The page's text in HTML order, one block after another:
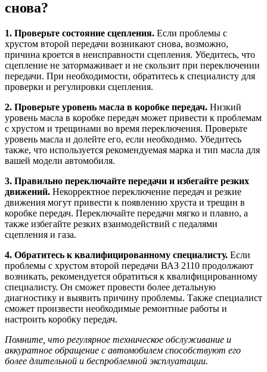
снова?
1. Проверьте состояние сцепления. Если проблемы с
хрустом второй передачи возникают снова, возможно,
причина кроется в неисправности сцепления. Убедитесь, что
сцепление не затормаживает и не скользит при переключении
передачи. При необходимости, обратитесь к специалисту для
проверки и регулировки сцепления.
2. Проверьте уровень масла в коробке передач. Низкий
уровень масла в коробке передач может привести к проблемам
с хрустом и трещинами во время переключения. Проверьте
уровень масла и долейте его, если необходимо. Убедитесь
также, что используется рекомендуемая марка и тип масла для
вашей модели автомобиля.
3. Правильно переключайте передачи и избегайте резких
движений. Некорректное переключение передач и резкие
движения могут привести к появлению хруста и трещин в
коробке передач. Переключайте передачи мягко и плавно, а
также избегайте резких взаимодействий с педалями
сцепления и газа.
4. Обратитесь к квалифицированному специалисту. Если
проблемы с хрустом второй передачи ВАЗ 2110 продолжают
возникать, рекомендуется обратиться к квалифицированному
специалисту. Он сможет провести более детальную
диагностику и выявить причину проблемы. Также специалист
сможет произвести необходимые ремонтные работы и
настроить коробку передач.
Помните, что регулярное техническое обслуживание и
аккуратное обращение с автомобилем способствуют его
более длительной и беспроблемной эксплуатации.